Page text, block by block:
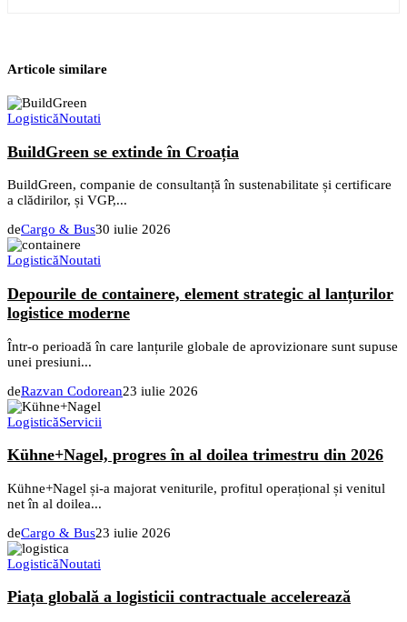
Articole similare
LogisticăNoutati
BuildGreen se extinde în Croația
BuildGreen, companie de consultanță în sustenabilitate și certificare
a clădirilor, și VGP,...
deCargo & Bus30 iulie 2026
LogisticăNoutati
Depourile de containere, element strategic al lanțurilor
logistice moderne
Într-o perioadă în care lanțurile globale de aprovizionare sunt supuse
unei presiuni...
deRazvan Codorean23 iulie 2026
LogisticăServicii
Kühne+Nagel, progres în al doilea trimestru din 2026
Kühne+Nagel și-a majorat veniturile, profitul operațional și venitul
net în al doilea...
deCargo & Bus23 iulie 2026
LogisticăNoutati
Piața globală a logisticii contractuale accelerează